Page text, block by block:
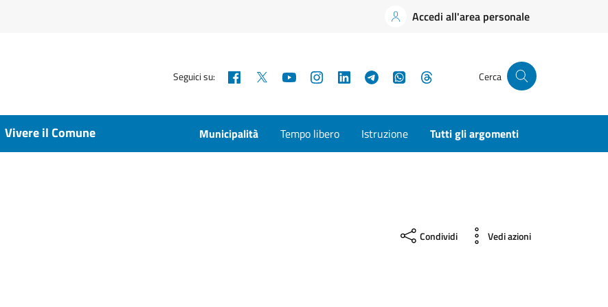
Accedi all'area personale
Seguici su: Facebook YouTubeInstagramLinkedInTelegramWhatsApp Cerca
Vivere il Comune Municipalità Tempo libero Istruzione Tutti gli argomenti
Condividi Vedi azioni